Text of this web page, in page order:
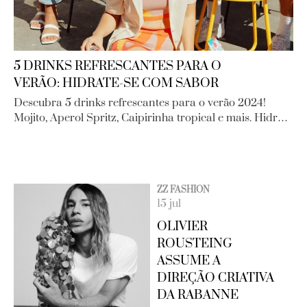
5 DRINKS REFRESCANTES PARA O
VERÃO: HIDRATE-SE COM SABOR
Descubra 5 drinks refrescantes para o verão 2024!
Mojito, Aperol Spritz, Caipirinha tropical e mais. Hidr…
ZZ FASHION
15 jul
OLIVIER
ROUSTEING
ASSUME A
DIREÇÃO CRIATIVA
DA RABANNE